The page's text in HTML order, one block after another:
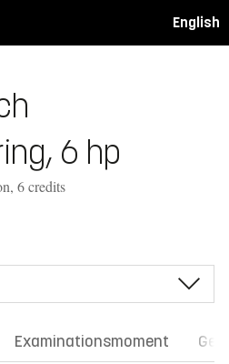
English
6 hp
6 credits
Examinationsmoment